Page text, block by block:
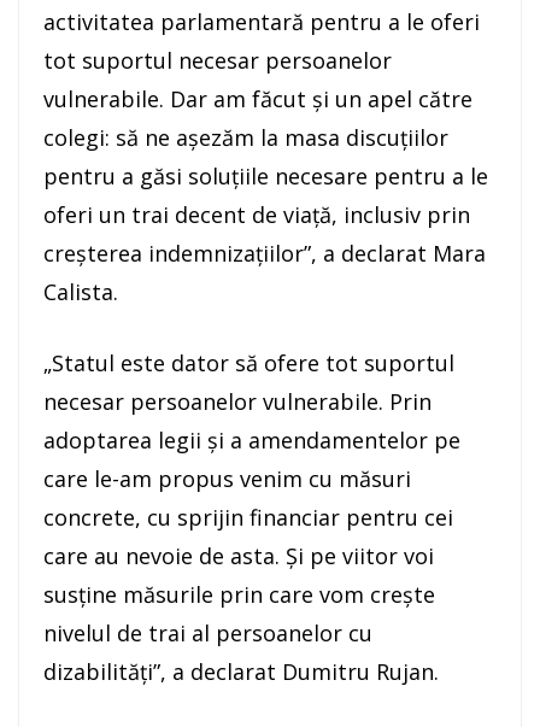
activitatea parlamentară pentru a le oferi
tot suportul necesar persoanelor
vulnerabile. Dar am făcut şi un apel către
colegi: să ne aşezăm la masa discuţiilor
pentru a găsi soluţiile necesare pentru a le
oferi un trai decent de viaţă, inclusiv prin
creşterea indemnizaţiilor”, a declarat Mara
Calista.
„Statul este dator să ofere tot suportul
necesar persoanelor vulnerabile. Prin
adoptarea legii şi a amendamentelor pe
care le-am propus venim cu măsuri
concrete, cu sprijin financiar pentru cei
care au nevoie de asta. Şi pe viitor voi
susţine măsurile prin care vom creşte
nivelul de trai al persoanelor cu
dizabilităţi”, a declarat Dumitru Rujan.